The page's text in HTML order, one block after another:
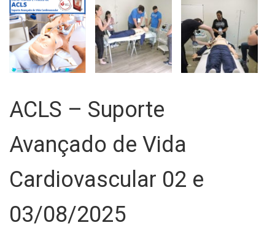
ACLS – Suporte
Avançado de Vida
Cardiovascular 02 e
03/08/2025